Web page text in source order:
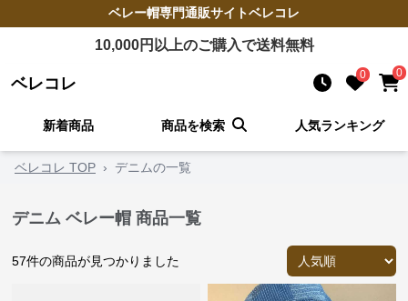
ベレー帽専門通販サイトベレコレ
10,000円以上のご購入で送料無料
ベレコレ 0 0
新着商品 商品を検索 人気ランキング
ベレコレ TOP › デニムの一覧
デニム ベレー帽 商品一覧
57件の商品が見つかりました